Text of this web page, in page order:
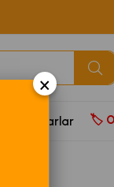
Aksesuarlar 🏷️
×